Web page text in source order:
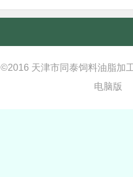
©2016 天津市同泰饲料油脂加
电脑版